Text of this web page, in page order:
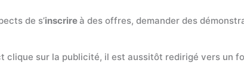
de s’inscrireà des offres, demander des
clique sur la publicité, il est aussitôt redirigé vers un